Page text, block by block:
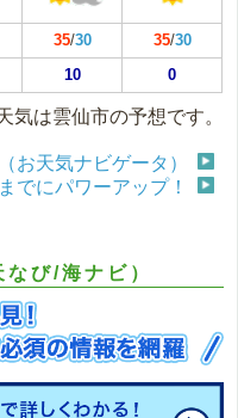
35/30 35/30
10 0
気は雲仙市の予想です。
お天気ナビゲータ）
でにパワーアップ！
び/海ナビ）